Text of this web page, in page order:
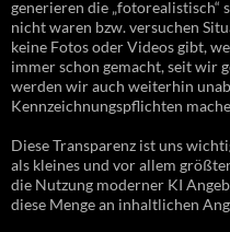
generieren die „fotorealistisch“
nicht waren bzw. versuchen
keine Fotos oder Videos gibt,
immer schon gemacht, seit wir
werden wir auch weiterhin
Kennzeichnungspflichten
Diese Transparenz ist uns
als kleines und vor allem
die Nutzung moderner KI
diese Menge an inhaltlichen